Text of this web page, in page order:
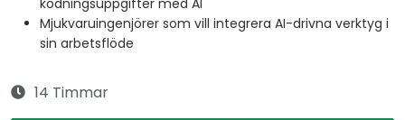
kodningsuppgifter med AI
Mjukvaruingenjörer som vill integrera AI-drivna verktyg i
sin arbetsflöde
14 Timmar